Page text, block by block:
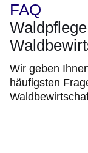
FAQ
Wir geben
häufigsten